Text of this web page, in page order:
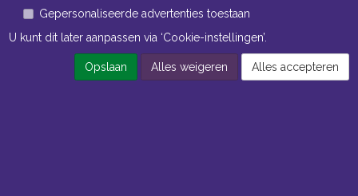
Openingstijden Magazijn
ma t/m vr 7:00 uur tot 16:30 uur
Gepersonaliseerde advertenties toestaan
U kunt dit later aanpassen via ‘Cookie-instellingen’.
Opslaan Alles weigeren Alles accepteren